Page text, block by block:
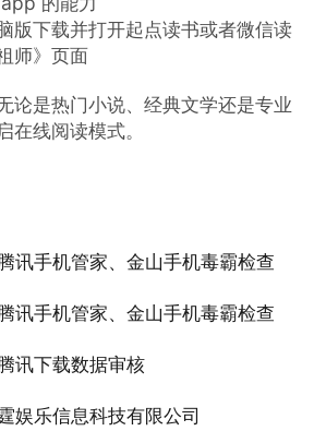
版下载并打开起点读书或者微信读
师》页面
论是热门小说、经典文学还是专业
在线阅读模式。
讯手机管家、金山手机毒霸检查
讯手机管家、金山手机毒霸检查
讯下载数据审核
娱乐信息科技有限公司